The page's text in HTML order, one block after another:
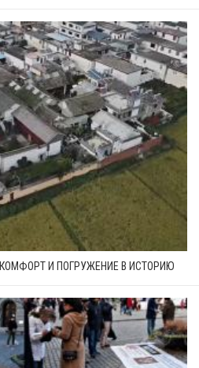
И ПОГРУЖЕНИЕ В ИСТОРИЮ